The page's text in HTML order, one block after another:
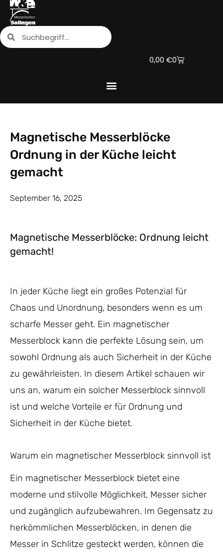
Zum
Inhalt
springen
SucheSuche
0,00 €0
Warenkorb
Magnetische Messerblöcke
Ordnung in der Küche leicht
gemacht
September 16, 2025
Magnetische Messerblöcke: Ordnung leicht
gemacht!
In jeder Küche liegt ein großes Potenzial für
Chaos und Unordnung, besonders wenn es um
scharfe Messer geht. Ein magnetischer
Messerblock kann die perfekte Lösung sein, um
sowohl Ordnung als auch Sicherheit in der Küche
zu gewährleisten. In diesem Artikel schauen wir
uns an, warum ein solcher Messerblock sinnvoll
ist und welche Vorteile er für Ordnung und
Sicherheit in der Küche bietet.
Warum ein magnetischer Messerblock sinnvoll ist
Ein magnetischer Messerblock bietet eine
moderne und stilvolle Möglichkeit, Messer sicher
und zugänglich aufzubewahren. Im Gegensatz zu
herkömmlichen Messerblöcken, in denen die
Messer in Schlitze gesteckt werden, können die